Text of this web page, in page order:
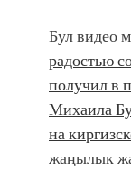
Бул видео
радостью
получил в
Михаила
на
жаңылык